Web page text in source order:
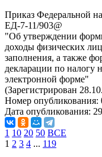
Приказ Федеральной
ЕД-7-11/903@
"Об утверждении
доходы физических
заполнения, а также
декларации по налогу
электронной форме"
(Зарегистрирован
Номер опубликования:
Дата опубликования:
1 10 20 50 ВСЕ
1 2 3 4 ... 119